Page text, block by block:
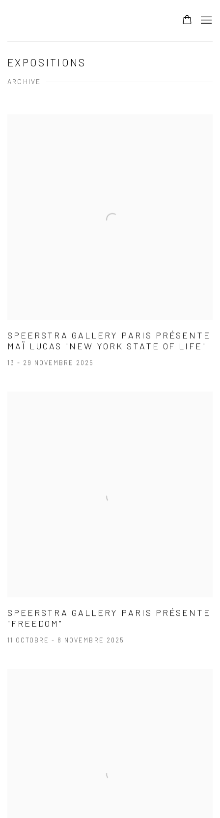
EXPOSITIONS
ARCHIVE
SPEERSTRA GALLERY PARIS PRÉSENTE
MAÏ LUCAS "NEW YORK STATE OF LIFE"
13 - 29 NOVEMBRE 2025
SPEERSTRA GALLERY PARIS PRÉSENTE
"FREEDOM"
11 OCTOBRE - 8 NOVEMBRE 2025